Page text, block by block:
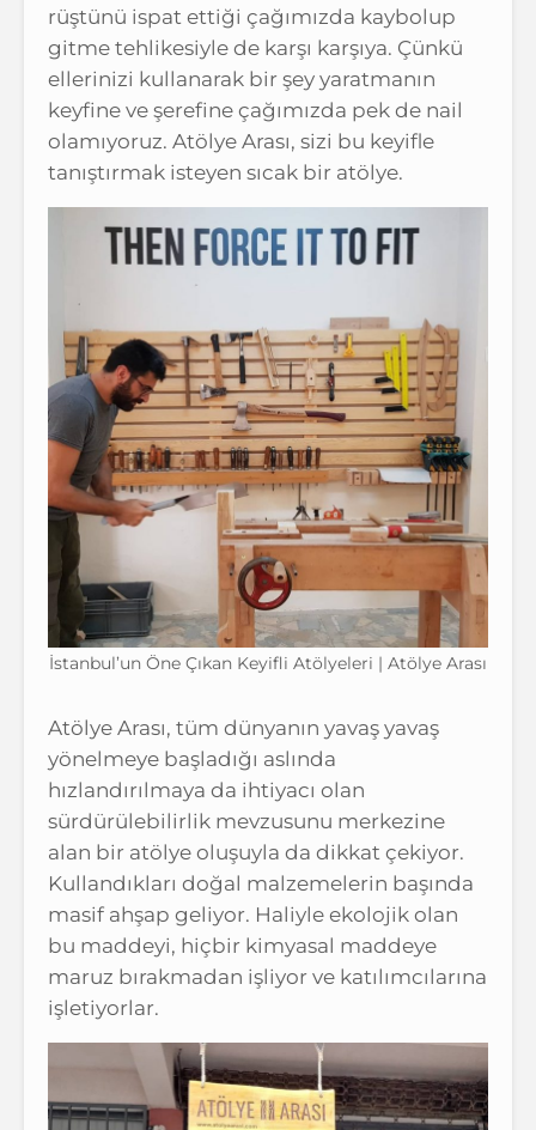
rüştünü ispat ettiği çağımızda kaybolup
gitme tehlikesiyle de karşı karşıya. Çünkü
ellerinizi kullanarak bir şey yaratmanın
keyfine ve şerefine çağımızda pek de nail
olamıyoruz. Atölye Arası, sizi bu keyifle
tanıştırmak isteyen sıcak bir atölye.
İstanbul’un Öne Çıkan Keyifli Atölyeleri | Atölye Arası
Atölye Arası, tüm dünyanın yavaş yavaş
yönelmeye başladığı aslında
hızlandırılmaya da ihtiyacı olan
sürdürülebilirlik mevzusunu merkezine
alan bir atölye oluşuyla da dikkat çekiyor.
Kullandıkları doğal malzemelerin başında
masif ahşap geliyor. Haliyle ekolojik olan
bu maddeyi, hiçbir kimyasal maddeye
maruz bırakmadan işliyor ve katılımcılarına
işletiyorlar.